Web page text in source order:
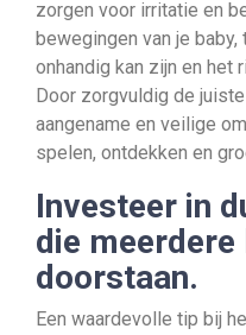
zorgen voor irritatie en
bewegingen van je
onhandig kan zijn en het
Door zorgvuldig de
aangename en veilige
spelen, ontdekken en
Investeer in
die meerdere
doorstaan.
Een waardevolle tip bij